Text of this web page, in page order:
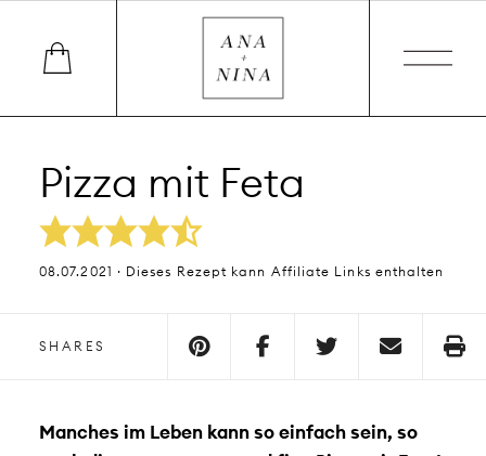
Pizza mit Feta
08.07.2021 · Dieses Rezept kann Affiliate Links enthalten
SHARES
Manches im Leben kann so einfach sein, so